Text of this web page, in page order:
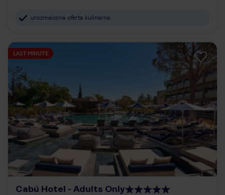
urozmaicona oferta kulinarna
LAST MINUTE
Cabú Hotel - Adults Only